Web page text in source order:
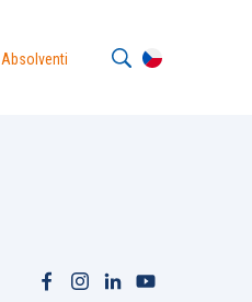
Absolventi